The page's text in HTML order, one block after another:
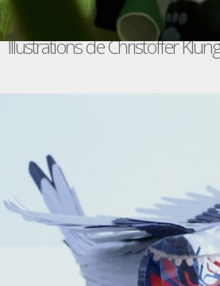
Illustrations de Christoffer